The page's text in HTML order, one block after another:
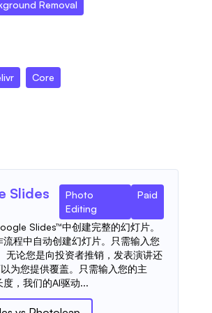
Removal
Core
Slides
Photo
Editing
Paid
Slides™中创建完整的幻灯片。
程中自动创建幻灯片。只需输入您
无论您是向投资者推销，发表演讲还
为您提供覆盖。只需输入您的主
，我们的AI驱动...